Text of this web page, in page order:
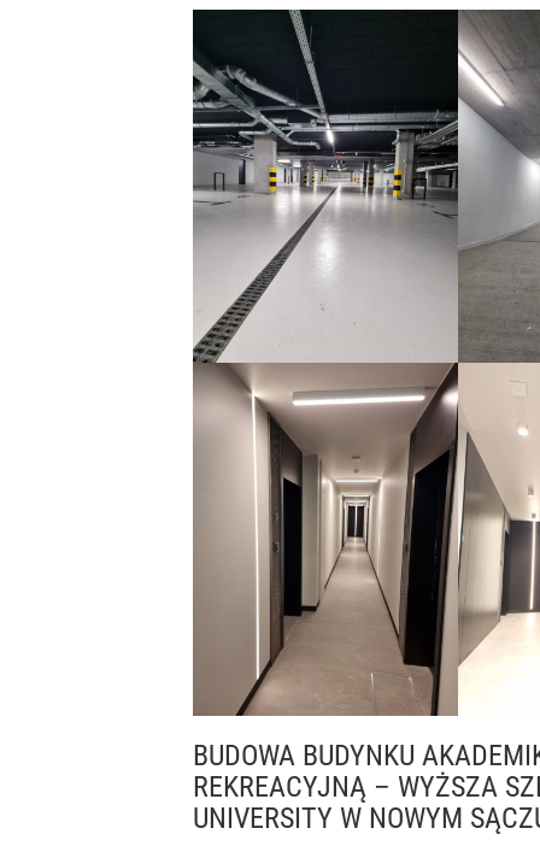
BUDOWA BUDYNKU
REKREACYJNĄ – WYŻSZA
UNIVERSITY W NOWYM